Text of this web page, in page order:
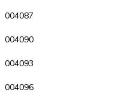
004087
004090
004093
004096